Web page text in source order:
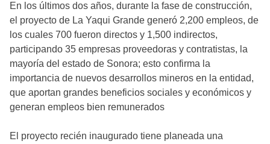
En los últimos dos años, durante la fase de construcción,
el proyecto de La Yaqui Grande generó 2,200 empleos, de
los cuales 700 fueron directos y 1,500 indirectos,
participando 35 empresas proveedoras y contratistas, la
mayoría del estado de Sonora; esto confirma la
importancia de nuevos desarrollos mineros en la entidad,
que aportan grandes beneficios sociales y económicos y
generan empleos bien remunerados
El proyecto recién inaugurado tiene planeada una